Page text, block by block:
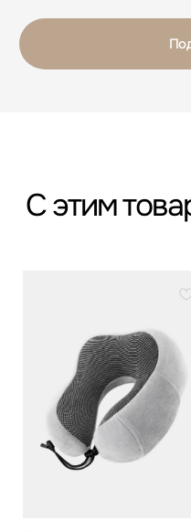
Для клиента
Гарантия Service+
Доставка и самовывоз
Способы оплаты
Категории